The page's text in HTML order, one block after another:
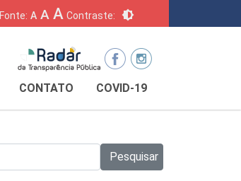
Fonte: A A A Contraste: brightness_6
CONTATO COVID-19
Pesquisar